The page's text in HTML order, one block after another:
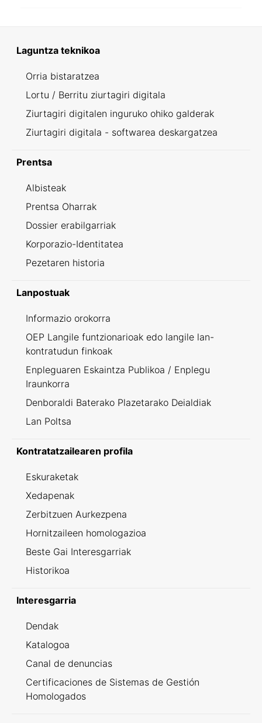
Laguntza teknikoa
Orria bistaratzea
Lortu / Berritu ziurtagiri digitala
Ziurtagiri digitalen inguruko ohiko galderak
Ziurtagiri digitala - softwarea deskargatzea
Prentsa
Albisteak
Prentsa Oharrak
Dossier erabilgarriak
Korporazio-Identitatea
Pezetaren historia
Lanpostuak
Informazio orokorra
OEP Langile funtzionarioak edo langile lan-
kontratudun finkoak
Enpleguaren Eskaintza Publikoa / Enplegu
Iraunkorra
Denboraldi Baterako Plazetarako Deialdiak
Lan Poltsa
Kontratatzailearen profila
Eskuraketak
Xedapenak
Zerbitzuen Aurkezpena
Hornitzaileen homologazioa
Beste Gai Interesgarriak
Historikoa
Interesgarria
Dendak
Katalogoa
Canal de denuncias
Certificaciones de Sistemas de Gestión
Homologados